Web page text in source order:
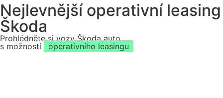
Nejlevnější operativní leasing
Škoda
Prohlédněte si vozy Škoda auto
s možností
operativního leasingu